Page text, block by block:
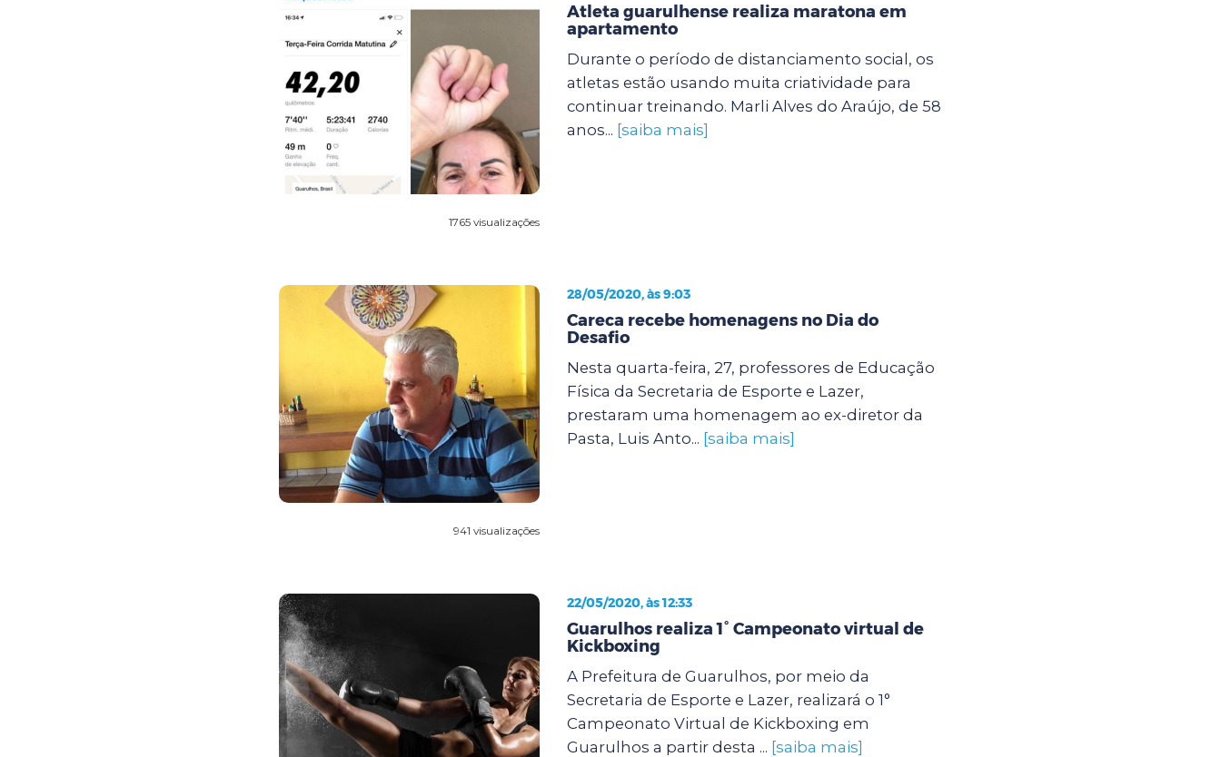
1765 visualizações
Atleta guarulhense realiza maratona em
apartamento
Durante o período de distanciamento social, os
atletas estão usando muita criatividade para
continuar treinando. Marli Alves do Araújo, de 58
anos... [saiba mais]
941 visualizações
28/05/2020, às 9:03
Careca recebe homenagens no Dia do
Desafio
Nesta quarta-feira, 27, professores de Educação
Física da Secretaria de Esporte e Lazer,
prestaram uma homenagem ao ex-diretor da
Pasta, Luis Anto... [saiba mais]
22/05/2020, às 12:33
Guarulhos realiza 1° Campeonato virtual de
Kickboxing
A Prefeitura de Guarulhos, por meio da
Secretaria de Esporte e Lazer, realizará o 1°
Campeonato Virtual de Kickboxing em
Guarulhos a partir desta ... [saiba mais]